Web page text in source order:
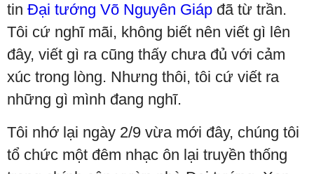
tin Đại tướng Võ Nguyên Giáp đã từ trần.
Tôi cứ nghĩ mãi, không biết nên viết gì lên
đây, viết gì ra cũng thấy chưa đủ với cảm
xúc trong lòng. Nhưng thôi, tôi cứ viết ra
những gì mình đang nghĩ.
Tôi nhớ lại ngày 2/9 vừa mới đây, chúng tôi
tổ chức một đêm nhạc ôn lại truyền thống